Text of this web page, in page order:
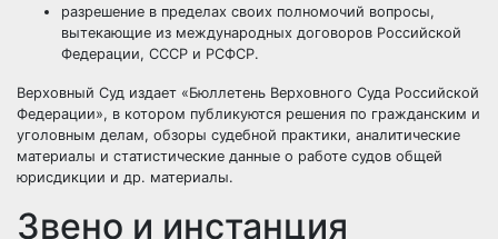
разрешение в пределах своих полномочий вопросы,
вытекающие из международных договоров Российской
Федерации, СССР и РСФСР.
Верховный Суд издает «Бюллетень Верховного Суда Российской
Федерации», в котором публикуются решения по гражданским и
уголовным делам, обзоры судебной практики, аналитические
материалы и статистические данные о работе судов общей
юрисдикции и др. материалы.
Звено и инстанция